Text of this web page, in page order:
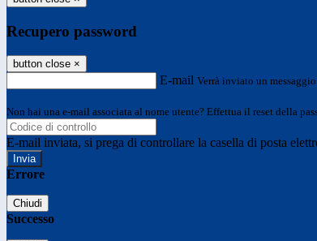
Recupero password
button close ×
E-mail Verrà inviato un
Non hai una e-mail associata al nome utente? Effettua il reset della
E-mail inviata, si prega di controllare la casella di posta
Errore
Chiudi
Successo